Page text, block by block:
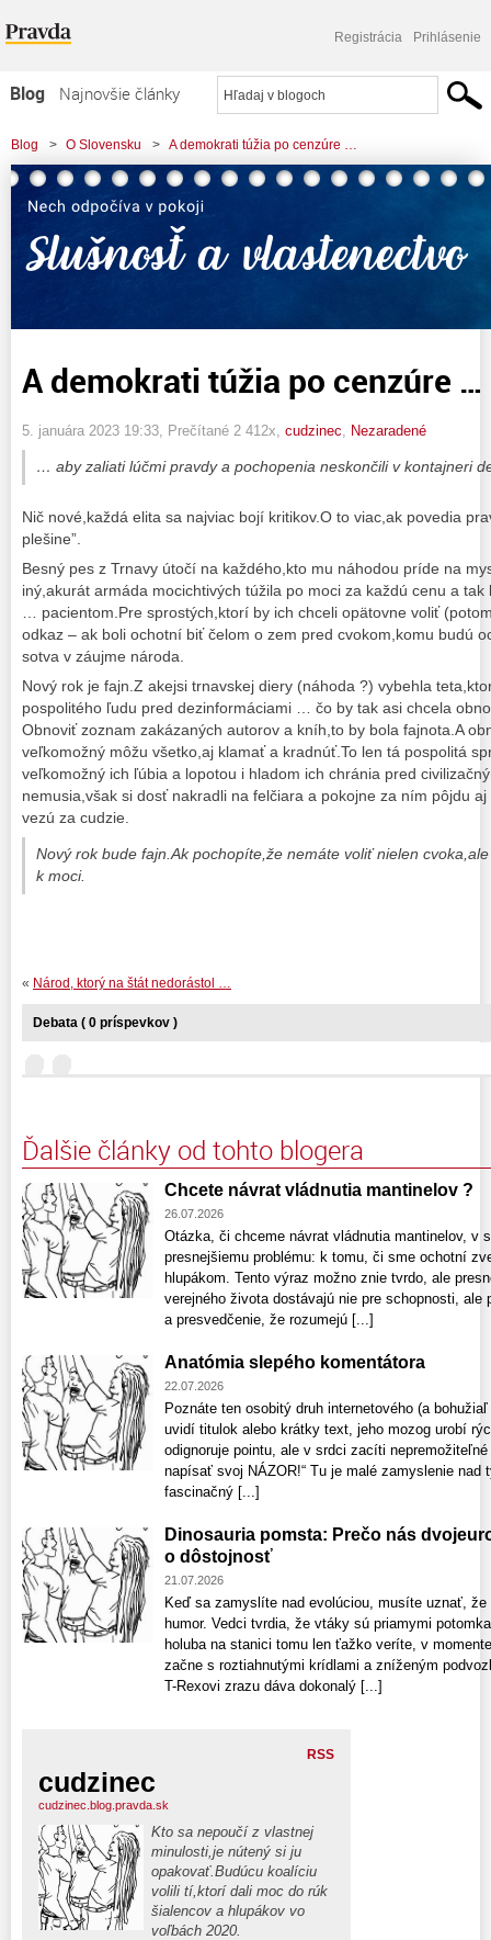
Registrácia Prihlásenie
Blog
Najnovšie články
Najčítanejšie články
Najkomentovanejšie články
Komerčné blogy
Blog > O Slovensku > A demokrati túžia po cenzúre …
A demokrati túžia po cenzúre …
5. januára 2023 19:33 , Prečítané 2 412x, cudzinec Nezaradené
… aby zaliati lúčmi pravdy a pochopenia neskončili v kontajneri
Nič nové,každá elita sa najviac bojí kritikov.O to viac,ak povedia
plešine”.
Besný pes z Trnavy útočí na každého,kto mu náhodou príde na
iný,akurát armáda mocichtivých túžila po moci za každú cenu a
… pacientom.Pre sprostých,ktorí by ich chceli opätovne voliť
odkaz – ak boli ochotní biť čelom o zem pred cvokom,komu budú
sotva v záujme národa.
Nový rok je fajn.Z akejsi trnavskej diery (náhoda ?) vybehla
pospolitého ľudu pred dezinformáciami … čo by tak asi chcela
Obnoviť zoznam zakázaných autorov a kníh,to by bola fajnota.A
veľkomožný môžu všetko,aj klamať a kradnúť.To len tá pospolitá
veľkomožný ich ľúbia a lopotou i hladom ich chránia pred
nemusia,však si dosť nakradli na felčiara a pokojne za ním pôjdu
vezú za cudzie.
Nový rok bude fajn.Ak pochopíte,že nemáte voliť nielen
k moci.
« Národ, ktorý na štát nedorástol …
Debata ( 0 príspevkov )
Ďalšie články od tohto blogera
Chcete návrat vládnutia mantinelov ?
26.07.2026
Otázka, či chceme návrat vládnutia mantinelov, v
presnejšiemu problému: k tomu, či sme ochotní
hlupákom. Tento výraz možno znie tvrdo, ale
verejného života dostávajú nie pre schopnosti, ale
a presvedčenie, že rozumejú [...]
Anatómia slepého komentátora
22.07.2026
Poznáte ten osobitý druh internetového (a
uvidí titulok alebo krátky text, jeho mozog urobí
odignoruje pointu, ale v srdci zacíti
napísať svoj NÁZOR!“ Tu je malé zamyslenie
fascinačný [...]
Dinosauria pomsta: Prečo nás
o dôstojnosť
21.07.2026
Keď sa zamyslíte nad evolúciou, musíte uznať,
humor. Vedci tvrdia, že vtáky sú priamymi
holuba na stanici tomu len ťažko veríte, v
začne s roztiahnutými krídlami a zníženým
T-Rexovi zrazu dáva dokonalý [...]
RSS
cudzinec
cudzinec.blog.pravda.sk
Kto sa nepoučí z vlastnej
minulosti,je nútený si ju
opakovať.Budúcu koalíciu
volili tí,ktorí dali moc do rúk
šialencov a hlupákov vo
voľbách 2020.